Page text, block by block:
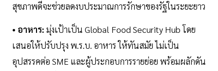
สุขภาพดีจะช่วยลดงบประมาณการรักษาของรัฐในระยะยาว
• อาหาร: มุ่งเป้าเป็น Global Food Security Hub โดย
เสนอให้ปรับปรุง พ.ร.บ. อาหาร ให้ทันสมัย ไม่เป็น
อุปสรรคต่อ SME และผู้ประกอบการรายย่อย พร้อมผลักดัน